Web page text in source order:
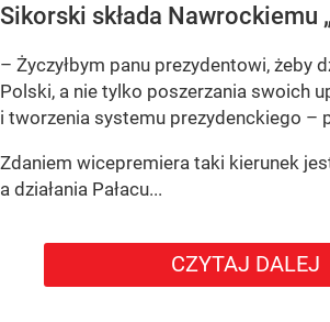
Sikorski składa Nawrockiemu
– Życzyłbym panu prezydentowi, żeby
Polski, a nie tylko poszerzania swoich
i tworzenia systemu prezydenckiego –
Zdaniem wicepremiera taki kierunek
a działania Pałacu...
CZYTAJ DALEJ